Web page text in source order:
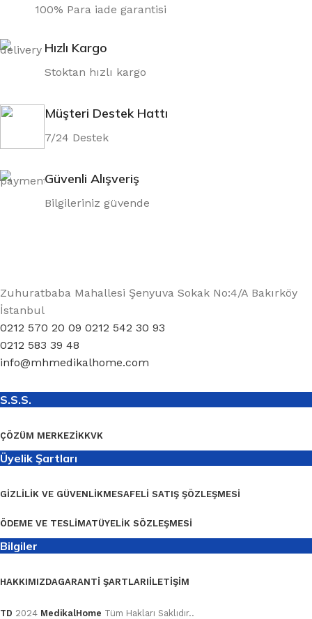
100% Para iade garantisi
Hızlı Kargo
Stoktan hızlı kargo
Müşteri Destek Hattı
7/24 Destek
Güvenli Alışveriş
Bilgileriniz güvende
Zuhuratbaba Mahallesi Şenyuva Sokak No:4/A Bakırköy
İstanbul
0212 570 20 09 0212 542 30 93
0212 583 39 48
info@mhmedikalhome.com
S.S.S.
ÇÖZÜM MERKEZIKKVK
Üyelik Şartları
GIZLILIK VE GÜVENLIKMESAFELI SATIŞ ŞÖZLEŞMESI
ÖDEME VE TESLIMATÜYELIK SÖZLEŞMESI
Bilgiler
HAKKIMIZDAGARANTI ŞARTLARIİLETIŞIM
TD 2024 MedikalHome Tüm Hakları Saklıdır..